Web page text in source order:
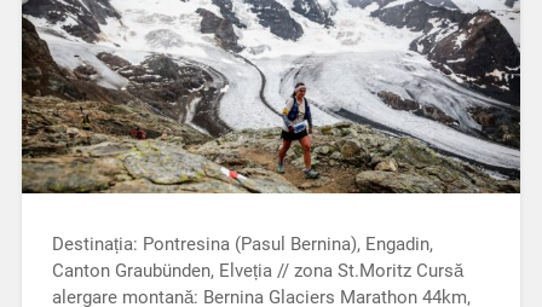
Destinația: Pontresina (Pasul Bernina), Engadin,
Canton Graubünden, Elveția // zona St.Moritz Cursă
alergare montană: Bernina Glaciers Marathon 44km,